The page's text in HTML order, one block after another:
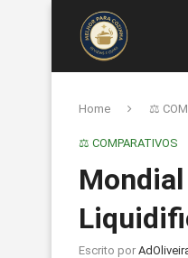
Home ⚖️
⚖️ COMPARATIVOS
Escrito por